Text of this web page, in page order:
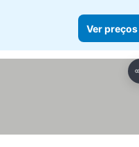
Ver preços